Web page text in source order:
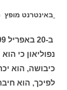
באינטרנט מופץ (ינואר 2011)
נפוליאון כי
כיבושה, הוא
לפיכך, הוא